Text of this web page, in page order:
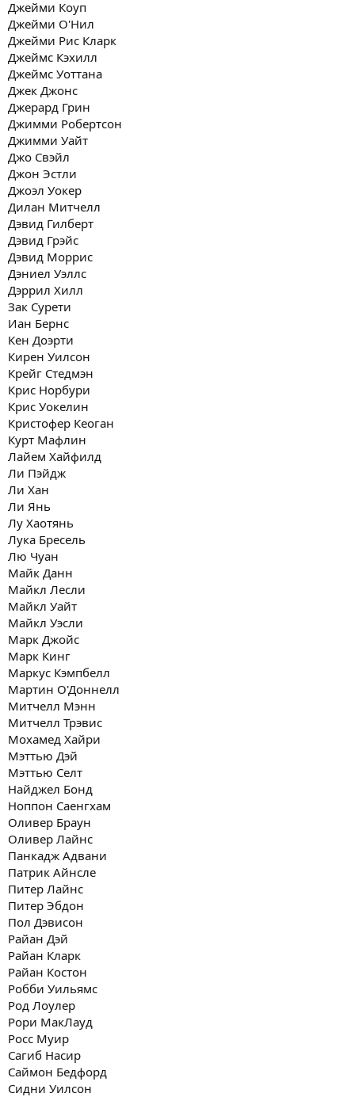
Джейми Коуп
Джейми О'Нил
Джейми Рис Кларк
Джеймс Кэхилл
Джеймс Уоттана
Джек Джонс
Джерард Грин
Джимми Робертсон
Джимми Уайт
Джо Свэйл
Джон Эстли
Джоэл Уокер
Дилан Митчелл
Дэвид Гилберт
Дэвид Грэйс
Дэвид Моррис
Дэниел Уэллс
Дэррил Хилл
Зак Сурети
Иан Бернс
Кен Доэрти
Кирен Уилсон
Крейг Стедмэн
Крис Норбури
Крис Уокелин
Кристофер Кеоган
Курт Мафлин
Лайем Хайфилд
Ли Пэйдж
Ли Хан
Ли Янь
Лу Хаотянь
Лука Бресель
Лю Чуан
Майк Данн
Майкл Лесли
Майкл Уайт
Майкл Уэсли
Марк Джойс
Марк Кинг
Маркус Кэмпбелл
Мартин О'Доннелл
Митчелл Мэнн
Митчелл Трэвис
Мохамед Хайри
Мэттью Дэй
Мэттью Селт
Найджел Бонд
Ноппон Саенгхам
Оливер Браун
Оливер Лайнс
Панкадж Адвани
Патрик Айнсле
Питер Лайнс
Питер Эбдон
Пол Дэвисон
Райан Дэй
Райан Кларк
Райан Костон
Робби Уильямс
Род Лоулер
Рори МакЛауд
Росс Муир
Сагиб Насир
Саймон Бедфорд
Сидни Уилсон